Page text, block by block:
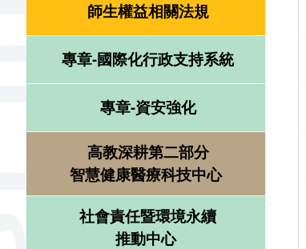
師生權益相關法規
專章-國際化行政支持系統
專章-資安強化
高教深耕第二部分
智慧健康醫療科技中心
社會責任暨環境永續
推動中心